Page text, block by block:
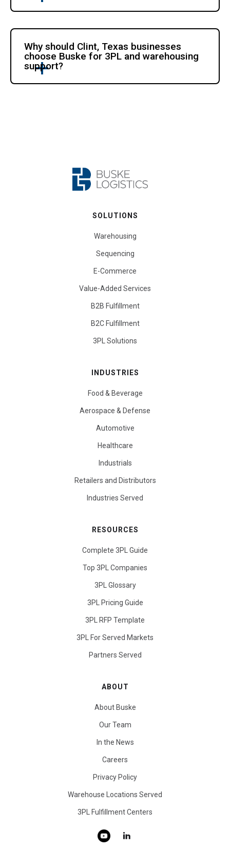
Why should Clint, Texas businesses
choose Buske for 3PL and warehousing
support?
SOLUTIONS
Warehousing
Sequencing
E-Commerce
Value-Added Services
B2B Fulfillment
B2C Fulfillment
3PL Solutions
INDUSTRIES
Food & Beverage
Aerospace & Defense
Automotive
Healthcare
Industrials
Retailers and Distributors
Industries Served
RESOURCES
Complete 3PL Guide
Top 3PL Companies
3PL Glossary
3PL Pricing Guide
3PL RFP Template
3PL For Served Markets
Partners Served
ABOUT
About Buske
Our Team
In the News
Careers
Privacy Policy
Warehouse Locations Served
3PL Fulfillment Centers